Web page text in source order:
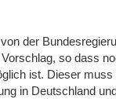
der
so dass
ist. Dieser muss
in Deutschland